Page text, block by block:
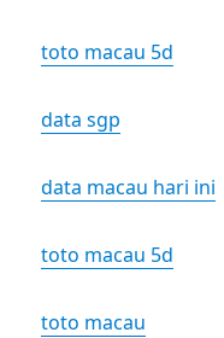
toto macau 5d
data sgp
data macau hari ini
toto macau 5d
toto macau